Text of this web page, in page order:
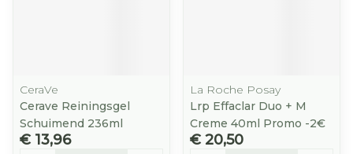
CeraVe
Cerave Reiningsgel
Schuimend 236ml
€ 13,96
La Roche Posay
Lrp Effaclar Duo + M
Creme 40ml Promo -2€
€ 20,50